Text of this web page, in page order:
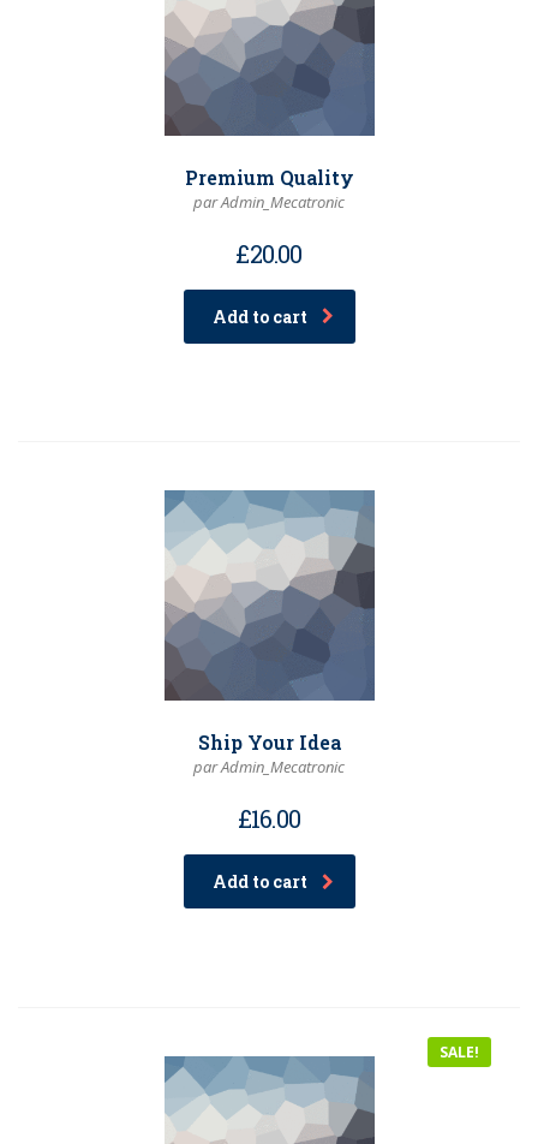
Premium Quality
par Admin_Mecatronic
£20.00
Add to cart
Ship Your Idea
par Admin_Mecatronic
£16.00
Add to cart
SALE!